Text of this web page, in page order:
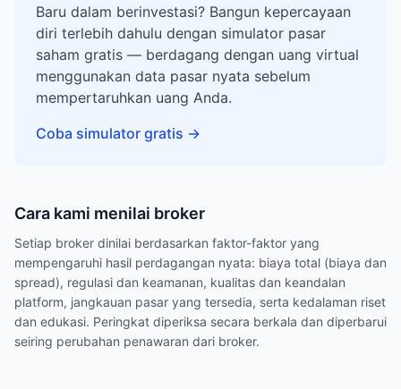
Baru dalam berinvestasi? Bangun kepercayaan
diri terlebih dahulu dengan simulator pasar
saham gratis — berdagang dengan uang virtual
menggunakan data pasar nyata sebelum
mempertaruhkan uang Anda.
Coba simulator gratis →
Cara kami menilai broker
Setiap broker dinilai berdasarkan faktor-faktor yang
mempengaruhi hasil perdagangan nyata: biaya total (biaya dan
spread), regulasi dan keamanan, kualitas dan keandalan
platform, jangkauan pasar yang tersedia, serta kedalaman riset
dan edukasi. Peringkat diperiksa secara berkala dan diperbarui
seiring perubahan penawaran dari broker.